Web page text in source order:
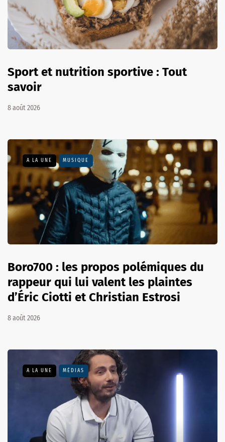
Sport et nutrition sportive : Tout
savoir
8 août 2026
A LA UNE MUSIQUE
Boro700 : les propos polémiques du
rappeur qui lui valent les plaintes
d’Éric Ciotti et Christian Estrosi
8 août 2026
A LA UNE MÉDIAS